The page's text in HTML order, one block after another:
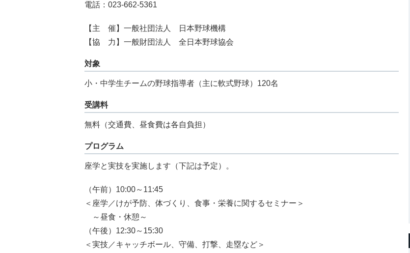
電話：023-662-5361
【主 催】一般社団法人 日本野球機構
【協 力】一般財団法人 全日本野球協会
対象
小・中学生チームの野球指導者（主に軟式野球）120名
受講料
無料（交通費、昼食費は各自負担）
プログラム
座学と実技を実施します（下記は予定）。
（午前）10:00～11:45
＜座学／けが予防、体づくり、食事・栄養に関するセミナー＞
～昼食・休憩～
（午後）12:30～15:30
＜実技／キャッチボール、守備、打撃、走塁など＞